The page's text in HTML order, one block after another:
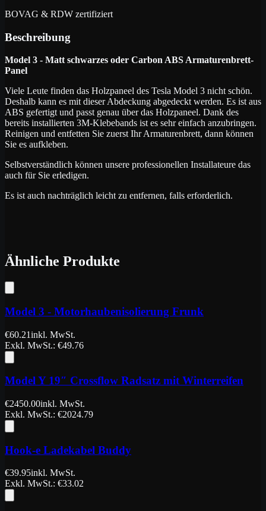
BOVAG & RDW zertifiziert
Beschreibung
Model 3 - Matt schwarzes oder Carbon ABS Armaturenbrett-
Panel
Viele Leute finden das Holzpaneel des Tesla Model 3 nicht schön.
Deshalb kann es mit dieser Abdeckung abgedeckt werden. Es ist aus
ABS gefertigt und passt genau über das Holzpaneel. Dank des
bereits installierten 3M-Klebebands ist es sehr einfach anzubringen.
Reinigen und entfetten Sie zuerst Ihr Armaturenbrett, dann können
Sie es aufkleben.
Selbstverständlich können unsere professionellen Installateure das
auch für Sie erledigen.
Es ist auch nachträglich leicht zu entfernen, falls erforderlich.
Ähnliche Produkte
Model 3 - Motorhaubenisolierung Frunk
€60.21inkl. MwSt.
Exkl. MwSt.: €49.76
Model Y 19″ Crossflow Radsatz mit Winterreifen
€2450.00inkl. MwSt.
Exkl. MwSt.: €2024.79
Hook-e Ladekabel Buddy
€39.95inkl. MwSt.
Exkl. MwSt.: €33.02